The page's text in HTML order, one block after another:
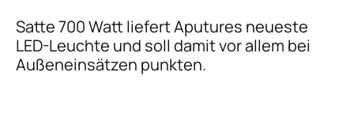
Satte 700 Watt liefert Aputures neueste
LED-Leuchte und soll damit vor allem bei
Außeneinsätzen punkten.